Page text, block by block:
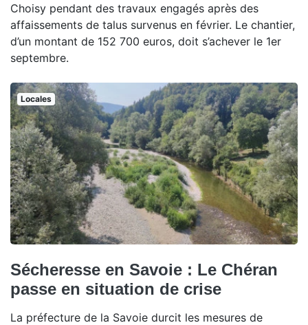
Choisy pendant des travaux engagés après des
affaissements de talus survenus en février. Le chantier,
d’un montant de 152 700 euros, doit s’achever le 1er
septembre.
Locales
Sécheresse en Savoie : Le Chéran
passe en situation de crise
La préfecture de la Savoie durcit les mesures de